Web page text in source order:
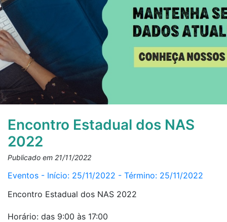
Encontro Estadual dos NAS
2022
Publicado em 21/11/2022
Eventos - Início: 25/11/2022 - Término: 25/11/2022
Encontro Estadual dos NAS 2022
Horário: das 9:00 às 17:00